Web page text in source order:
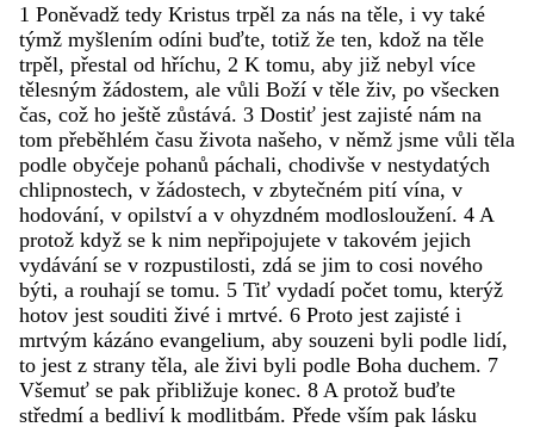
1 Poněvadž tedy Kristus trpěl za nás na těle, i vy také
týmž myšlením odíni buďte, totiž že ten, kdož na těle
trpěl, přestal od hříchu, 2 K tomu, aby již nebyl více
tělesným žádostem, ale vůli Boží v těle živ, po všecken
čas, což ho ještě zůstává. 3 Dostiť jest zajisté nám na
tom přeběhlém času života našeho, v němž jsme vůli těla
podle obyčeje pohanů páchali, chodivše v nestydatých
chlipnostech, v žádostech, v zbytečném pití vína, v
hodování, v opilství a v ohyzdném modlosloužení. 4 A
protož když se k nim nepřipojujete v takovém jejich
vydávání se v rozpustilosti, zdá se jim to cosi nového
býti, a rouhají se tomu. 5 Tiť vydadí počet tomu, kterýž
hotov jest souditi živé i mrtvé. 6 Proto jest zajisté i
mrtvým kázáno evangelium, aby souzeni byli podle lidí,
to jest z strany těla, ale živi byli podle Boha duchem. 7
Všemuť se pak přibližuje konec. 8 A protož buďte
středmí a bedliví k modlitbám. Přede vším pak lásku